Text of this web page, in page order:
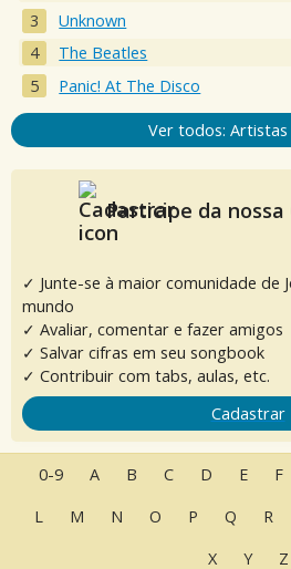
Unknown
The Beatles
Panic! At The Disco
Ver todos: Artistas
Participe da nossa
✓ Junte-se à maior comunidade de
mundo
✓ Avaliar, comentar e fazer amigos
✓ Salvar cifras em seu songbook
✓ Contribuir com tabs, aulas, etc.
Cadastrar
0-9 A B C D E F
L
M N O P Q R
X
Y Z